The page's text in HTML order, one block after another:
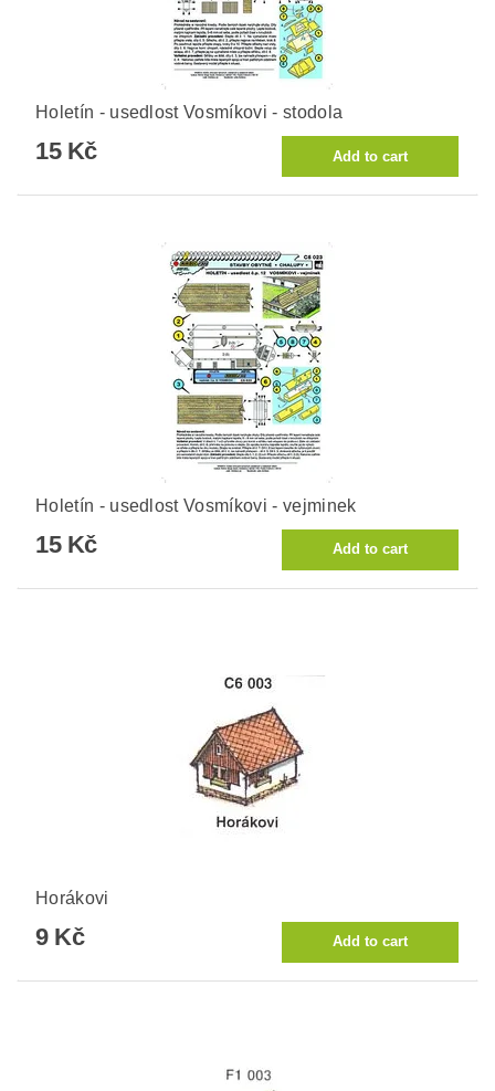
Holetín - usedlost Vosmíkovi - stodola
15 Kč
Holetín - usedlost Vosmíkovi - vejminek
15 Kč
Horákovi
9 Kč